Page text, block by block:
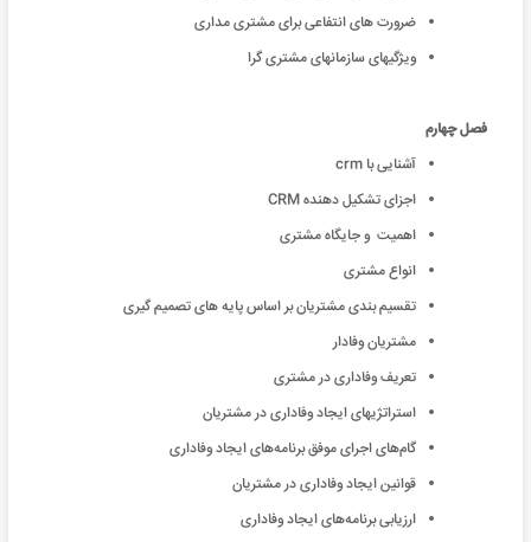
ضرورت های انتفاعی برای مشتری مداری
ویژگیهای سازمانهای مشتری گرا
فصل چهارم
آشنایی با crm
اجزای تشکیل دهنده CRM
اهمیت و جایگاه مشتری
انواع مشتری
تقسیم بندی مشتریان بر اساس پایه های تصمیم گیری
مشتریان وفادار
تعریف وفاداری در مشتری
استراتژیهای ایجاد وفاداری در مشتریان
گام‌های اجرای موفق برنامه‌های ایجاد وفاداری
قوانین ایجاد وفاداری در مشتریان
ارزیابی برنامه‌های ایجاد وفاداری